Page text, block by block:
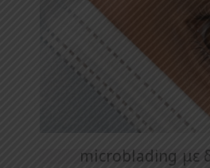
microblading με